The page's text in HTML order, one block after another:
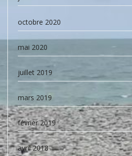
octobre 2020
mai 2020
juillet 2019
mars 2019
février 2019
avril 2018